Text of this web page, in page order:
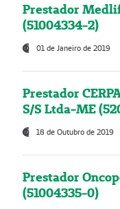
Prestador
(51004334-2)
01 de Janeiro de 2019
Prestador
S/S Ltda-ME
18 de Outubro de 2019
Prestador
(51004335-0)